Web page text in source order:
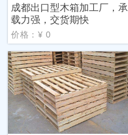
成都出口型木箱加工厂，承
载力强，交货期快
价格：¥ 0